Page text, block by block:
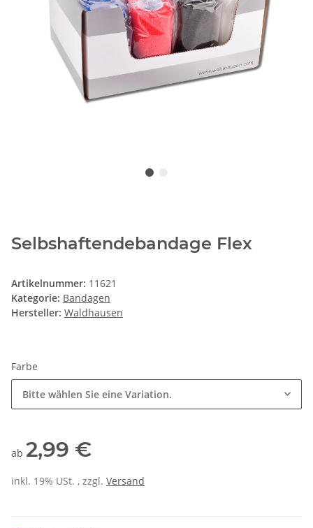
Selbshaftendebandage Flex
Artikelnummer: 11621
Kategorie: Bandagen
Hersteller: Waldhausen
Farbe
Bitte wählen Sie eine Variation.
ab 2,99 €
inkl. 19% USt. , zzgl. Versand